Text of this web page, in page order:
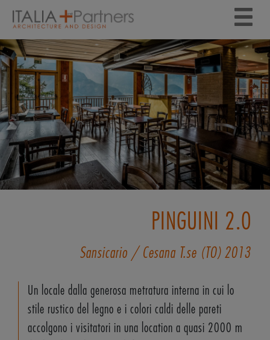
PINGUINI 2.0
Sansicario / Cesana T.se (TO) 2013
Un locale dalla generosa metratura interna in cui lo
stile rustico del legno e i colori caldi delle pareti
accolgono i visitatori in una location a quasi 2000 m